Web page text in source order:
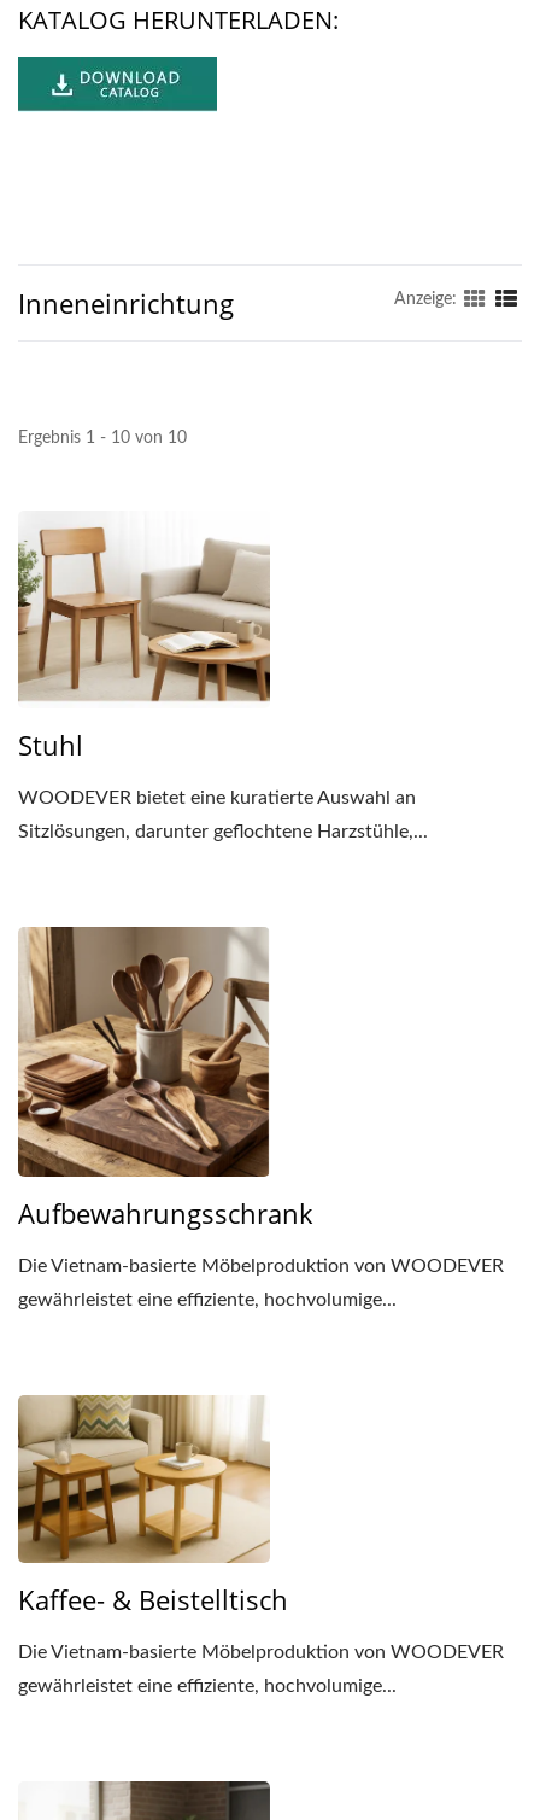
KATALOG HERUNTERLADEN:
Inneneinrichtung Anzeige:
Ergebnis 1 - 10 von 10
Stuhl
WOODEVER bietet eine kuratierte Auswahl an
Sitzlösungen, darunter geflochtene Harzstühle,...
Aufbewahrungsschrank
Die Vietnam-basierte Möbelproduktion von WOODEVER
gewährleistet eine effiziente, hochvolumige...
Kaffee- & Beistelltisch
Die Vietnam-basierte Möbelproduktion von WOODEVER
gewährleistet eine effiziente, hochvolumige...